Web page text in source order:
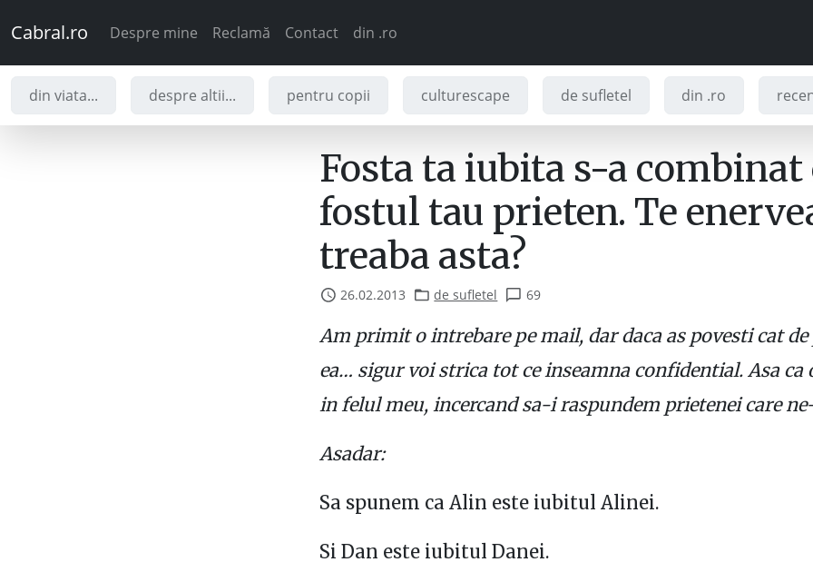
Cabral.ro Despre mine Reclamă Contact din .ro
din viata... despre altii... pentru copii culturescape de sufletel din .ro
Fosta ta iubita s-a combinat
fostul tau prieten. Te
treaba asta?
26.02.2013 de sufletel 69
Am primit o intrebare pe mail, dar daca as povesti cat
ea… sigur voi strica tot ce inseamna confidential. Asa ca
in felul meu, incercand sa-i raspundem prietenei care
Asadar:
Sa spunem ca Alin este iubitul Alinei.
Si Dan este iubitul Danei.